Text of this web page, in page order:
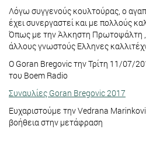
Λόγω συγγενούς κουλτούρας, ο
έχει συνεργαστεί και με πολλούς
Όπως με την Άλκηστη Πρωτοψάλτη ,
άλλους γνωστούς Ελληνες
Ο Goran Bregovic την Τρίτη 11/07/
του Boem Radio
Συναυλίες Goran Bregovic 2017
Ευχαριστούμε την Vedrana
βοήθεια στην μετάφραση